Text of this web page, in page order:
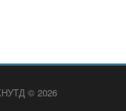
КНУТД © 2026